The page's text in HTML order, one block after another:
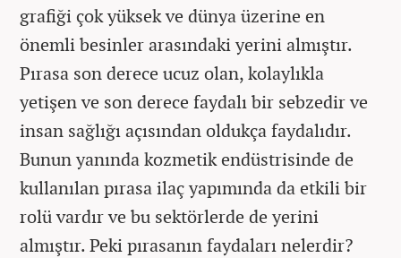
grafiği çok yüksek ve dünya üzerine en
önemli besinler arasındaki yerini almıştır.
Pırasa son derece ucuz olan, kolaylıkla
yetişen ve son derece faydalı bir sebzedir ve
insan sağlığı açısından oldukça faydalıdır.
Bunun yanında kozmetik endüstrisinde de
kullanılan pırasa ilaç yapımında da etkili bir
rolü vardır ve bu sektörlerde de yerini
almıştır. Peki pırasanın faydaları nelerdir?